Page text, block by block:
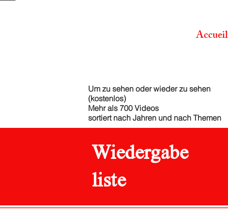
Accueil
Um zu sehen oder wieder zu sehen
(kostenlos)
Mehr als 700 Videos
sortiert nach Jahren und nach Themen
Wiedergabe
liste